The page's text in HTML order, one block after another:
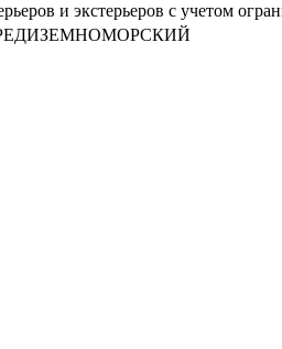
и экстерьеров с учетом